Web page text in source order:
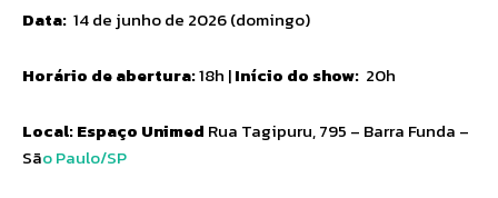
Data: 14 de junho de 2026 (domingo)
Horário de abertura:18h |Início do show: 20h
Local: Espaço Unimed Rua Tagipuru, 795 – Barra Funda –
São Paulo/SP